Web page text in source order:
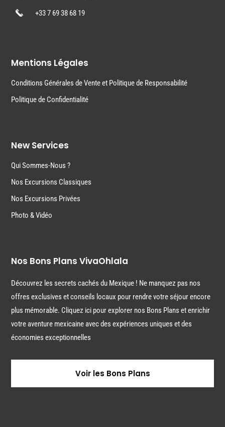
+33 7 69 38 68 19
Mentions Légales
Conditions Générales de Vente et Politique de Responsabilité
Politique de Confidentialité
New Services
Qui Sommes-Nous ?
Nos Excursions Classiques
Nos Excursions Privées
Photo & Vidéo
Nos Bons Plans VivaOhlala
Découvrez les secrets cachés du Mexique ! Ne manquez pas nos
offres exclusives et conseils locaux pour rendre votre séjour encore
plus mémorable. Cliquez ici pour explorer nos Bons Plans et enrichir
votre aventure mexicaine avec des expériences uniques et des
économies exceptionnelles
Voir les Bons Plans